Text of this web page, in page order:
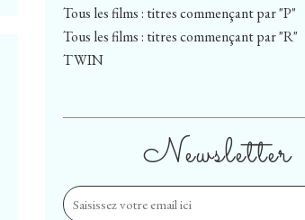
Newsletter
Tous les films : titres commençant par "P"
Tous les films : titres commençant par "R"
TWIN